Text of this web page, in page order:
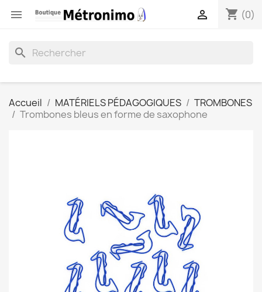
 shopping_cart (0)

search
Accueil MATÉRIELS PÉDAGOGIQUES
TROMBONES
Trombones bleus en forme de saxophone